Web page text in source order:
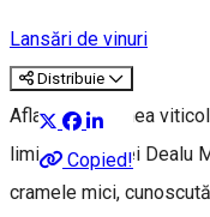
Lansări de vinuri
Distribuie
Copied!
Aflată în regiunea
limita podgoriei Dealu
cramele mici,